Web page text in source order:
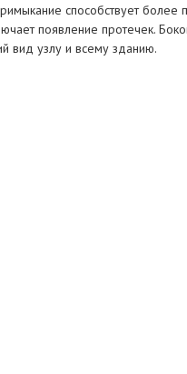
способствует более
появление протечек.
вид узлу и всему зданию.